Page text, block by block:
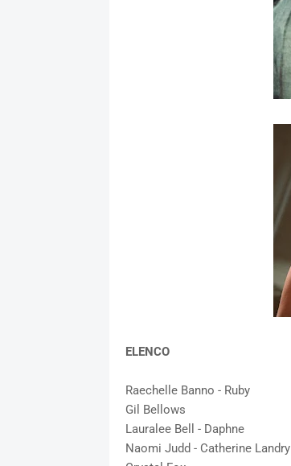
ELENCO
Raechelle Banno - Ruby
Gil Bellows
Lauralee Bell - Daphne
Naomi Judd - Catherine Landry